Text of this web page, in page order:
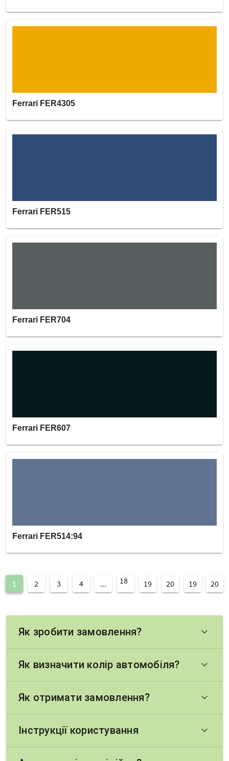
Ferrari FER4305
Ferrari FER515
Ferrari FER704
Ferrari FER607
Ferrari FER514:94
1 2 3 4 ... 18 19 20 19 20
Як зробити замовлення? keyboard_arrow_down
Як визначити колір автомобіля? keyboard_arrow_down
Як отримати замовлення? keyboard_arrow_down
Інструкції користування keyboard_arrow_down